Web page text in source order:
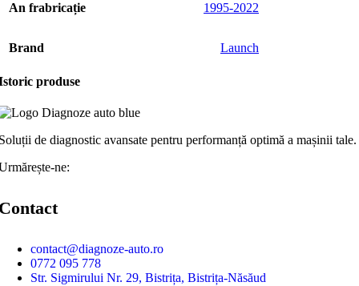
An frabricație 1995-2022
Brand Launch
produse
de diagnostic avansate pentru performanță optimă a mașinii tale.
ne:
contact@diagnoze-auto.ro
0772 095 778
Str. Sigmirului Nr. 29, Bistrița, Bistrița-Năsăud